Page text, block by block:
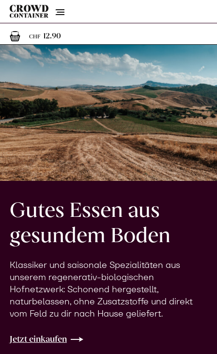
Menu
CHF 12.901 Artikel im Warenkorb
Gutes Essen aus
gesundem Boden
Klassiker und saisonale Spezialitäten aus
unserem regenerativ-biologischen
Hofnetzwerk: Schonend hergestellt,
naturbelassen, ohne Zusatzstoffe und direkt
vom Feld zu dir nach Hause geliefert.
Jetzt einkaufen